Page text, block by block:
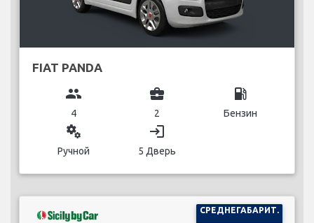
FIAT PANDA
group
4
business_center
2
local_gas_station
Бензин
miscellaneous_services
Ручной
login
5 Дверь
СРЕДНЕГАБАРИТ.